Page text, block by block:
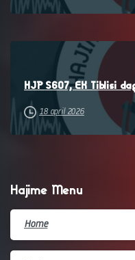
HJP S607, EK Tiblisi
18 april 2026
Hajime Menu
Home